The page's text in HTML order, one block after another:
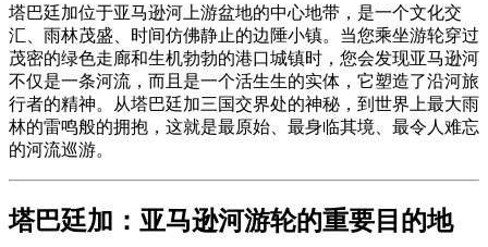
塔巴廷加位于亚马逊河上游盆地的中心地带，是一个文化交
汇、雨林茂盛、时间仿佛静止的边陲小镇。当您乘坐游轮穿过
茂密的绿色走廊和生机勃勃的港口城镇时，您会发现亚马逊河
不仅是一条河流，而且是一个活生生的实体，它塑造了沿河旅
行者的精神。从塔巴廷加三国交界处的神秘，到世界上最大雨
林的雷鸣般的拥抱，这就是最原始、最身临其境、最令人难忘
的河流巡游。
塔巴廷加：亚马逊河游轮的重要目的地